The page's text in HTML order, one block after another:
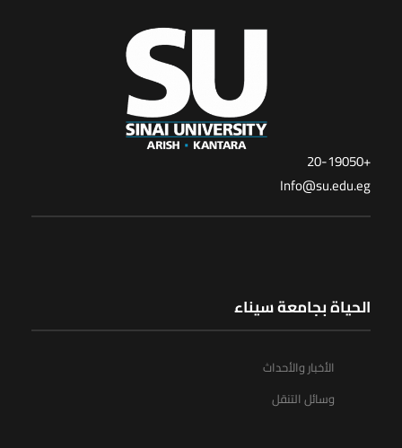
+20-19050
Info@su.edu.eg
الحياة بجامعة سيناء
الأخبار والأحداث
وسائل التنقل